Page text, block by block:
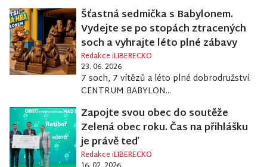
Šťastná sedmička s Babylonem.
Vydejte se po stopách ztracených
soch a vyhrajte léto plné zábavy
Redakce iLIBERECKO
23. 06. 2026
7 soch, 7 vítězů a léto plné dobrodružství.
CENTRUM BABYLON...
Zapojte svou obec do soutěže
Zelená obec roku. Čas na přihlášku
je právě teď
Redakce iLIBERECKO